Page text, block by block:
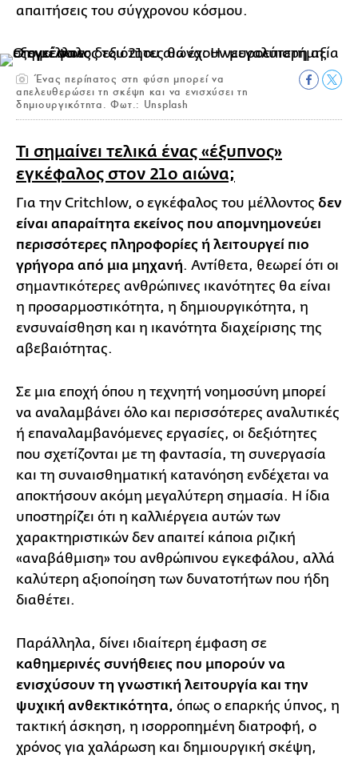
απαιτήσεις του σύγχρονου κόσμου.
Ένας περίπατος στη φύση μπορεί να
απελευθερώσει τη σκέψη και να ενισχύσει τη
δημιουργικότητα. Φωτ.: Unsplash
Τι σημαίνει τελικά ένας «έξυπνος»
εγκέφαλος στον 21ο αιώνα;
Για την Critchlow, ο εγκέφαλος του μέλλοντος δεν
είναι απαραίτητα εκείνος που απομνημονεύει
περισσότερες πληροφορίες ή λειτουργεί πιο
γρήγορα από μια μηχανή. Αντίθετα, θεωρεί ότι οι
σημαντικότερες ανθρώπινες ικανότητες θα είναι
η προσαρμοστικότητα, η δημιουργικότητα, η
ενσυναίσθηση και η ικανότητα διαχείρισης της
αβεβαιότητας.
Σε μια εποχή όπου η τεχνητή νοημοσύνη μπορεί
να αναλαμβάνει όλο και περισσότερες αναλυτικές
ή επαναλαμβανόμενες εργασίες, οι δεξιότητες
που σχετίζονται με τη φαντασία, τη συνεργασία
και τη συναισθηματική κατανόηση ενδέχεται να
αποκτήσουν ακόμη μεγαλύτερη σημασία. Η ίδια
υποστηρίζει ότι η καλλιέργεια αυτών των
χαρακτηριστικών δεν απαιτεί κάποια ριζική
«αναβάθμιση» του ανθρώπινου εγκεφάλου, αλλά
καλύτερη αξιοποίηση των δυνατοτήτων που ήδη
διαθέτει.
Παράλληλα, δίνει ιδιαίτερη έμφαση σε
καθημερινές συνήθειες που μπορούν να
ενισχύσουν τη γνωστική λειτουργία και την
ψυχική ανθεκτικότητα, όπως ο επαρκής ύπνος, η
τακτική άσκηση, η ισορροπημένη διατροφή, ο
χρόνος για χαλάρωση και δημιουργική σκέψη,